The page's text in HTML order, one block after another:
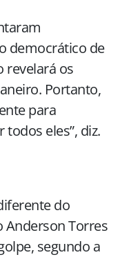
democrático de
revelará os
Portanto,
para
eles”, diz.
do
Torres
segundo a